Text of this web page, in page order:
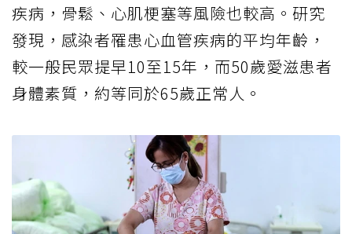
疾病，骨鬆、心肌梗塞等風險也較高。研究
發現，感染者罹患心血管疾病的平均年齡，
較一般民眾提早10至15年，而50歲愛滋患者
身體素質，約等同於65歲正常人。